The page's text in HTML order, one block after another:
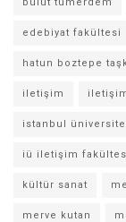
edebiyat fakültesi
hatun boztepe
iletişim
istanbul
iü iletişim
kültür sanat
merve kutan